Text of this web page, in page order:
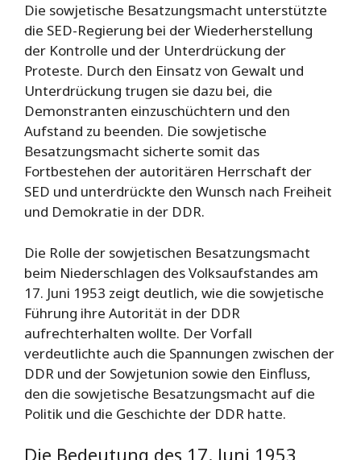
Die sowjetische Besatzungsmacht unterstützte
die SED-Regierung bei der Wiederherstellung
der Kontrolle und der Unterdrückung der
Proteste. Durch den Einsatz von Gewalt und
Unterdrückung trugen sie dazu bei, die
Demonstranten einzuschüchtern und den
Aufstand zu beenden. Die sowjetische
Besatzungsmacht sicherte somit das
Fortbestehen der autoritären Herrschaft der
SED und unterdrückte den Wunsch nach Freiheit
und Demokratie in der DDR.
Die Rolle der sowjetischen Besatzungsmacht
beim Niederschlagen des Volksaufstandes am
17. Juni 1953 zeigt deutlich, wie die sowjetische
Führung ihre Autorität in der DDR
aufrechterhalten wollte. Der Vorfall
verdeutlichte auch die Spannungen zwischen der
DDR und der Sowjetunion sowie den Einfluss,
den die sowjetische Besatzungsmacht auf die
Politik und die Geschichte der DDR hatte.
Die Bedeutung des 17. Juni 1953